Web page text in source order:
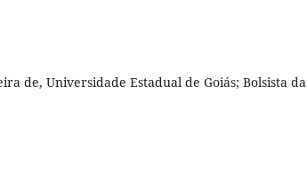
de, Universidade Estadual de Goiás; Bolsista da